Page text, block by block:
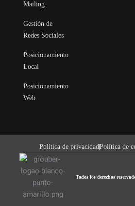
Mailing
Gestión de
Redes Sociales
Posicionamiento
Local
Posicionamiento
Web
Política de privacidadPolítica de
Todos los derechos